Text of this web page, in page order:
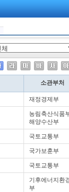
소관부처
재정경제부
농림축산식품
해양수산부
국토교통부
국가보훈부
국토교통부
기후에너지환
부